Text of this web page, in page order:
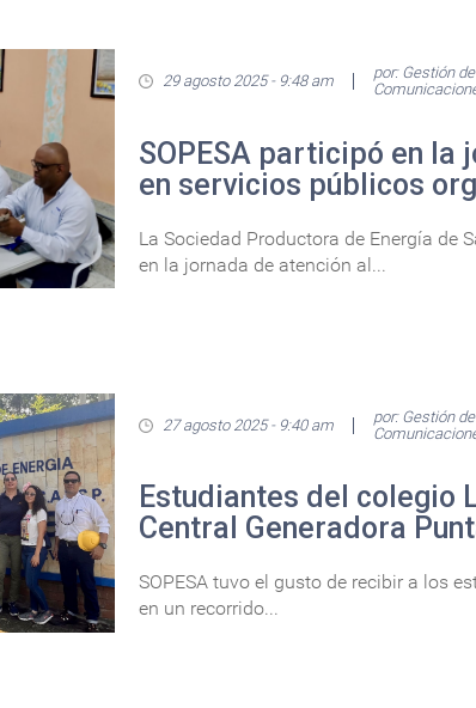
29 agosto 2025 - 9:48 am
por: Gestión de
SOPESA participó en la
en servicios públicos
La Sociedad Productora de Energía de
en la jornada de atención al...
27 agosto 2025 - 9:40 am
por: Gestión de
Estudiantes del colegio
Central Generadora
SOPESA tuvo el gusto de recibir a los
en un recorrido...